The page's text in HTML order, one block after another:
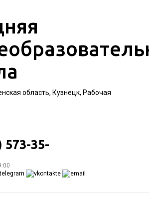
область, Кузнецк, Рабочая
573-35-